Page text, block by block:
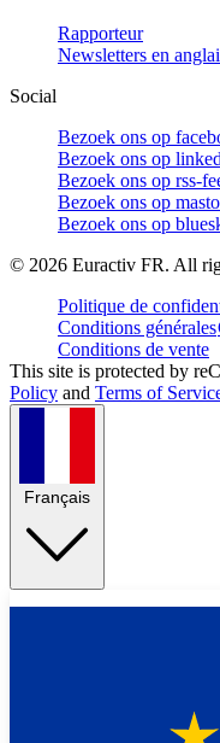
Rapporteur
Newsletters en
Social
Bezoek ons op
Bezoek ons op
Bezoek ons op rss-
Bezoek ons op
Bezoek ons op
© 2026 Euractiv FR. All
Politique de
Conditions générales
Conditions de vente
This site is protected by
Policy and Terms of
Français